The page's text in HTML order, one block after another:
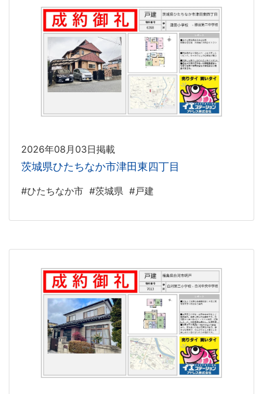
2026年08月03日掲載
茨城県ひたちなか市津田東四丁目
#ひたちなか市 #茨城県 #戸建